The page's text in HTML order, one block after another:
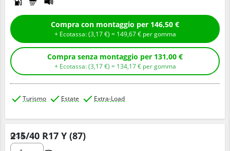
Compra con montaggio per 146,50 €
+ Ecotassa: (3,17€ ) = 149,67€ per gomma
Compra senza montaggio per 131,00 €
+ Ecotassa: (3,17€ ) = 134,17€ per gomma
Turismo Estate Extra-Load
215/40 R17 Y (87)
Q.tà